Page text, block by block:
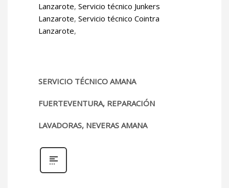
Lanzarote, Servicio técnico Junkers
Lanzarote, Servicio técnico Cointra
Lanzarote,
SERVICIO TÉCNICO AMANA
FUERTEVENTURA, REPARACIÓN
LAVADORAS, NEVERAS AMANA